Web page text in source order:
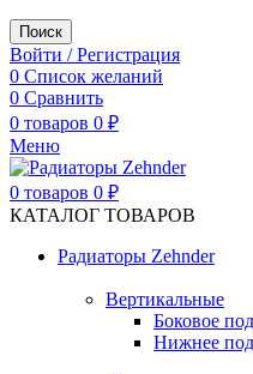
Поиск
Войти / Регистрация
0 Список желаний
0 Сравнить
0 товаров 0 ₽
Меню
0 товаров 0 ₽
КАТАЛОГ ТОВАРОВ
Радиаторы Zehnder
Вертикальные
Боковое
Нижнее